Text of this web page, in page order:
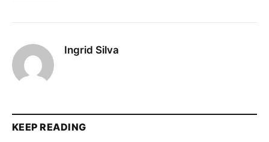
Ingrid Silva
KEEP READING